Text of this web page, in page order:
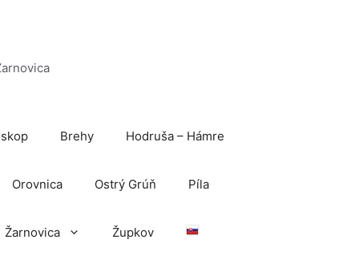
Brehy Hodruša – Hámre
Orovnica Ostrý Grúň Píla
Žarnovica Župkov